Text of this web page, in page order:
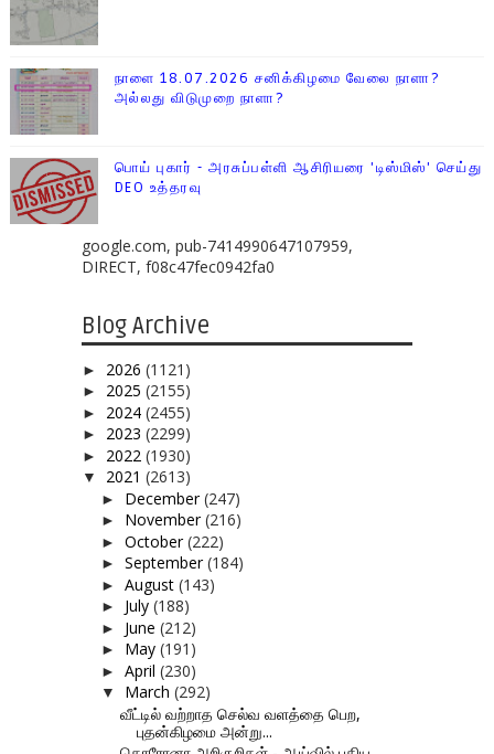
நாளை 18.07.2026 சனிக்கிழமை வேலை நாளா?
அல்லது விடுமுறை நாளா?
பொய் புகார் - அரசுப்பள்ளி ஆசிரியரை 'டிஸ்மிஸ்' செய்து
DEO உத்தரவு
google.com, pub-7414990647107959,
DIRECT, f08c47fec0942fa0
Blog Archive
► 2026 (1121)
► 2025 (2155)
► 2024 (2455)
► 2023 (2299)
► 2022 (1930)
▼ 2021 (2613)
► December(247)
► November(216)
► October(222)
► September(184)
► August (143)
► July (188)
► June (212)
► May (191)
► April (230)
▼ March (292)
வீட்டில் வற்றாத செல்வ வளத்தை பெற,
புதன்கிழமை அன்று...